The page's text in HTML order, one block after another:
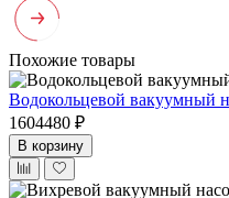
Похожие товары
Водокольцевой вакуумный
1604480 ₽
В корзину